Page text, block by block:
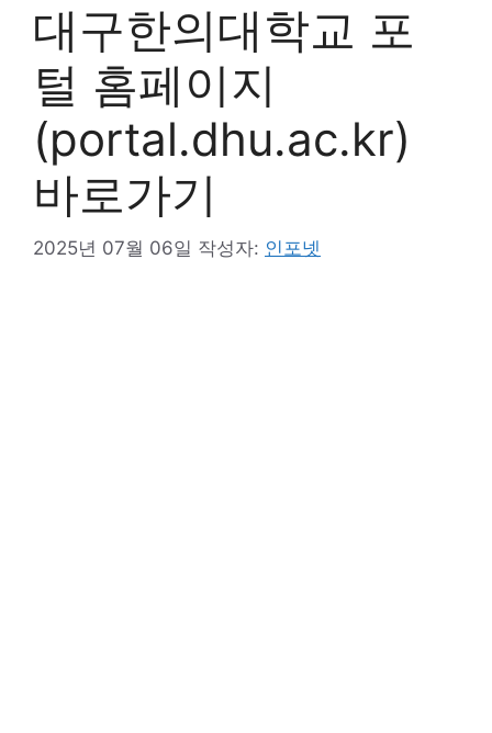
대구한의대학교 포
털 홈페이지
(portal.dhu.ac.kr)
바로가기
2025년 07월 06일 작성자: 인포넷